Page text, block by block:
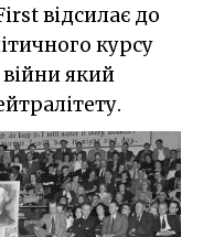
відсилає до
курсу
війни який